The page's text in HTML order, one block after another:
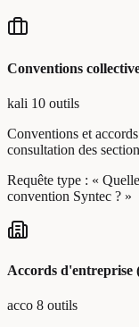
Conventions
kali 10 outils
Conventions et
consultation des
Requête type : «
convention Syntec ? »
Accords d'entreprise
acco 8 outils